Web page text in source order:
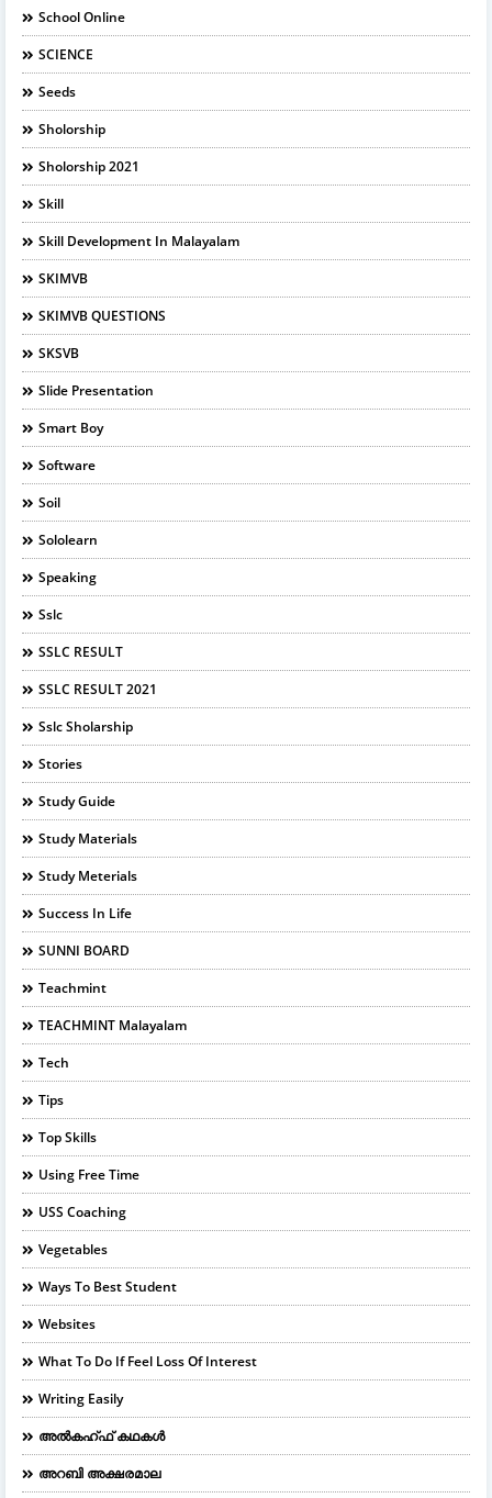
School Online
SCIENCE
Seeds
Sholorship
Sholorship 2021
Skill
Skill Development In Malayalam
SKIMVB
SKIMVB QUESTIONS
SKSVB
Slide Presentation
Smart Boy
Software
Soil
Sololearn
Speaking
Sslc
SSLC RESULT
SSLC RESULT 2021
Sslc Sholarship
Stories
Study Guide
Study Materials
Study Meterials
Success In Life
SUNNI BOARD
Teachmint
TEACHMINT Malayalam
Tech
Tips
Top Skills
Using Free Time
USS Coaching
Vegetables
Ways To Best Student
Websites
What To Do If Feel Loss Of Interest
Writing Easily
അൽകഹ്ഫ് കഥകൾ
അറബി അക്ഷരമാല